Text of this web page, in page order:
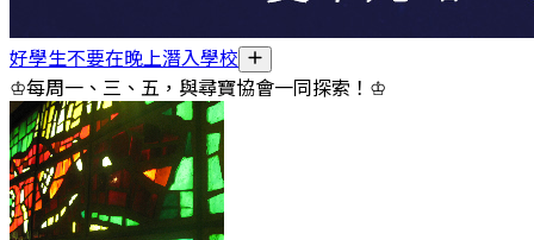
好學生不要在晚上潛入學校
♔每周一、三、五，與尋寶協會一同探索！♔